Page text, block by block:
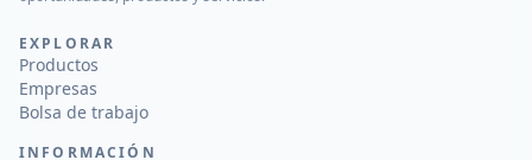
EXPLORAR
Productos
Empresas
Bolsa de trabajo
INFORMACIÓN